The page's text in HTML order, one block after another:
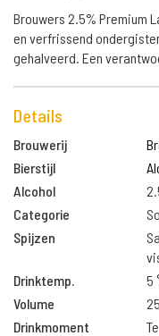
Brouwers 2.5% Premium
en verfrissend
gehalveerd. Een
Details
Brouwerij
Bierstijl
Alcohol
Categorie
Spijzen
Drinktemp.
5
Volume
Drinkmoment